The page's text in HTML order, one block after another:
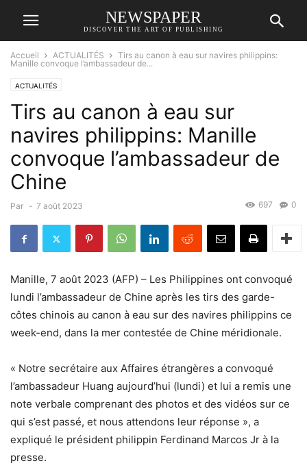
NEWSPAPER
DISCOVER THE ART OF PUBLISHING
Accueil ACTUALITÉS
Tirs au canon à eau sur navires philippins:
Manille convoque l’ambassadeur de...
ACTUALITÉS
Tirs au canon à eau sur
navires philippins: Manille
convoque l’ambassadeur de
Chine
Par - 7 août 2023 0
697
Manille, 7 août 2023 (AFP) – Les Philippines ont convoqué
lundi l’ambassadeur de Chine après les tirs des garde-
côtes chinois au canon à eau sur des navires philippins ce
week-end, dans la mer contestée de Chine méridionale.
« Notre secrétaire aux Affaires étrangères a convoqué
l’ambassadeur Huang aujourd’hui (lundi) et lui a remis une
note verbale comprenant des photos et des vidéos sur ce
qui s’est passé, et nous attendons leur réponse », a
expliqué le président philippin Ferdinand Marcos Jr à la
presse.